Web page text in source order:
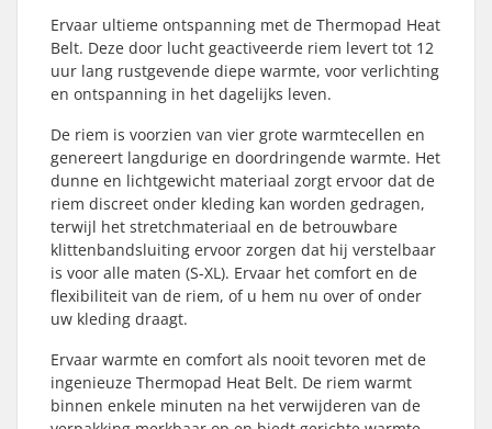
Ervaar ultieme ontspanning met de Thermopad Heat
Belt. Deze door lucht geactiveerde riem levert tot 12
uur lang rustgevende diepe warmte, voor verlichting
en ontspanning in het dagelijks leven.
De riem is voorzien van vier grote warmtecellen en
genereert langdurige en doordringende warmte. Het
dunne en lichtgewicht materiaal zorgt ervoor dat de
riem discreet onder kleding kan worden gedragen,
terwijl het stretchmateriaal en de betrouwbare
klittenbandsluiting ervoor zorgen dat hij verstelbaar
is voor alle maten (S-XL). Ervaar het comfort en de
flexibiliteit van de riem, of u hem nu over of onder
uw kleding draagt.
Ervaar warmte en comfort als nooit tevoren met de
ingenieuze Thermopad Heat Belt. De riem warmt
binnen enkele minuten na het verwijderen van de